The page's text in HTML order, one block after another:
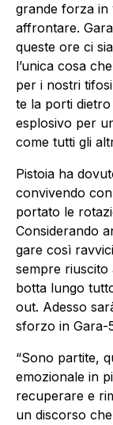
grande forza in
affrontare.
queste ore ci
l’unica cosa
per i nostri
te la porti
esplosivo per
come tutti gli
Pistoia ha
convivendo
portato le
Considerando
gare così
sempre riuscito
botta lungo
out. Adesso
sforzo in Gara-
“Sono partite,
emozionale in
recuperare e
un discorso